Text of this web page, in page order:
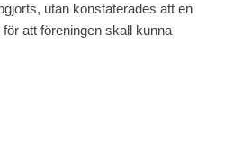
konstaterades att en
att föreningen skall kunna